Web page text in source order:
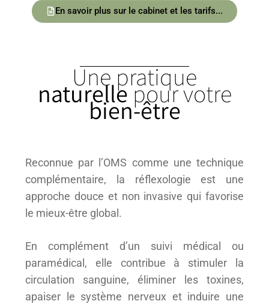
En savoir plus sur le cabinet et les tarifs...
Une pratique
naturellepour votre
bien-être
Reconnue par l’OMS comme une technique
complémentaire, la réflexologie est une
approche douce et non invasive qui favorise
le mieux-être global.
En complément d’un suivi médical ou
paramédical, elle contribue à stimuler la
circulation sanguine, éliminer les toxines,
apaiser le système nerveux et induire une